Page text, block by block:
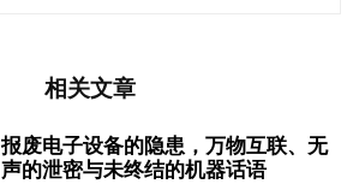
相关文章
报废电子设备的隐患，万物互联、无
声的泄密与未终结的机器话语